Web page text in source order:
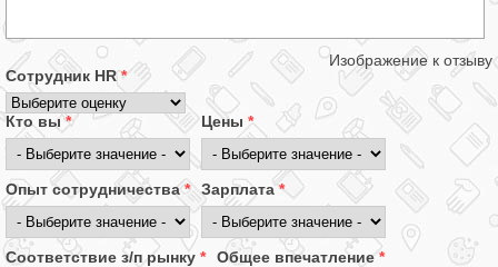
Изображение к отзыву
Сотрудник HR*
Кто вы* Цены *
Опыт сотрудничества* Зарплата*
Соответствие з/п рынку * Общее впечатление*